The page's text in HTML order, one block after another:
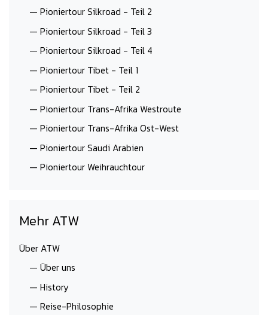
— Pioniertour Silkroad - Teil 2
— Pioniertour Silkroad - Teil 3
— Pioniertour Silkroad - Teil 4
— Pioniertour Tibet - Teil 1
— Pioniertour Tibet - Teil 2
— Pioniertour Trans-Afrika Westroute
— Pioniertour Trans-Afrika Ost-West
— Pioniertour Saudi Arabien
— Pioniertour Weihrauchtour
Mehr ATW
Über ATW
— Über uns
— History
— Reise-Philosophie